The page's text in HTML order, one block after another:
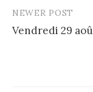
NEWER POST
Vendredi 29